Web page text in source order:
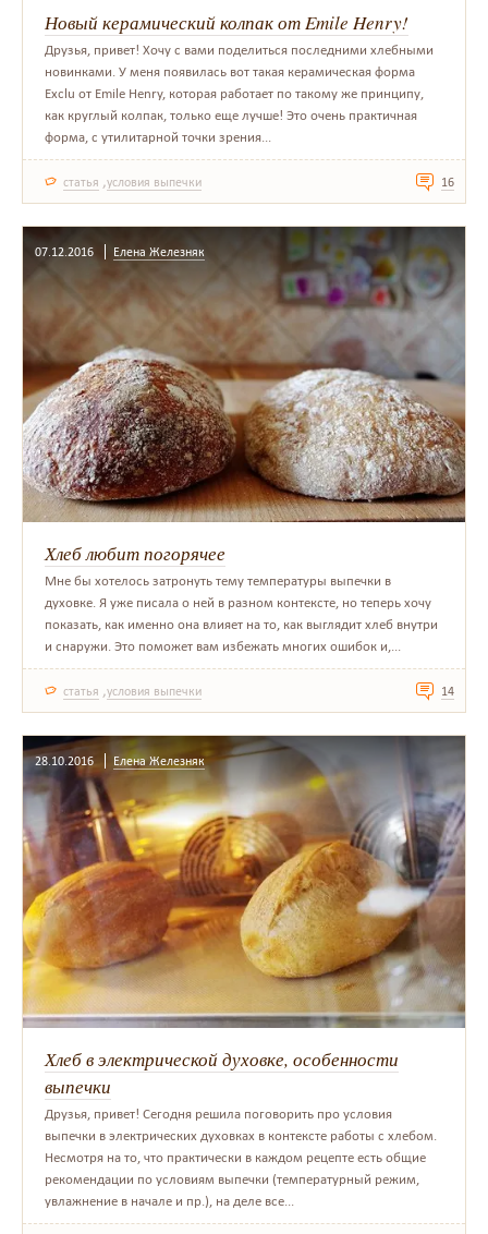
Новый керамический колпак от Emile Henry!
Друзья, привет! Хочу с вами поделиться последними хлебными
новинками. У меня появилась вот такая керамическая форма
Exclu от Emile Henry, которая работает по такому же принципу,
как круглый колпак, только еще лучше! Это очень практичная
форма, с утилитарной точки зрения...
статья ,условия выпечки 16
07.12.2016 Елена Железняк
Хлеб любит погорячее
Мне бы хотелось затронуть тему температуры выпечки в
духовке. Я уже писала о ней в разном контексте, но теперь хочу
показать, как именно она влияет на то, как выглядит хлеб внутри
и снаружи. Это поможет вам избежать многих ошибок и,...
статья ,условия выпечки 14
28.10.2016 Елена Железняк
Хлеб в электрической духовке, особенности
выпечки
Друзья, привет! Сегодня решила поговорить про условия
выпечки в электрических духовках в контексте работы с хлебом.
Несмотря на то, что практически в каждом рецепте есть общие
рекомендации по условиям выпечки (температурный режим,
увлажнение в начале и пр.), на деле все...